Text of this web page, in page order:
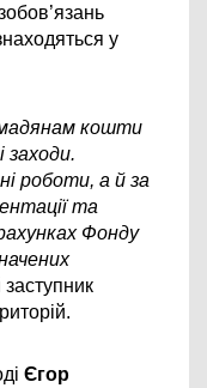
у
кошти
заходи.
роботи, а й за
та
Фонду
Єгор